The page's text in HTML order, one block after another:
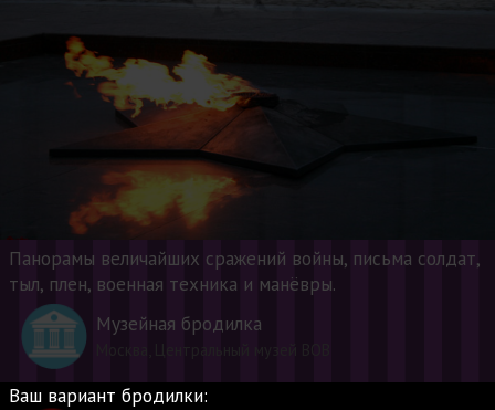
Панорамы величайших сражений войны, письма солдат,
тыл, плен, военная техника и манёвры.
Музейная бродилка
Ваш вариант бродилки: